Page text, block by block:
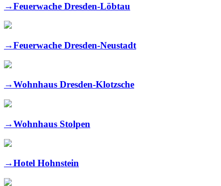
→Feuerwache Dresden-Löbtau
→Feuerwache Dresden-Neustadt
→Wohnhaus Dresden-Klotzsche
→Wohnhaus Stolpen
→Hotel Hohnstein